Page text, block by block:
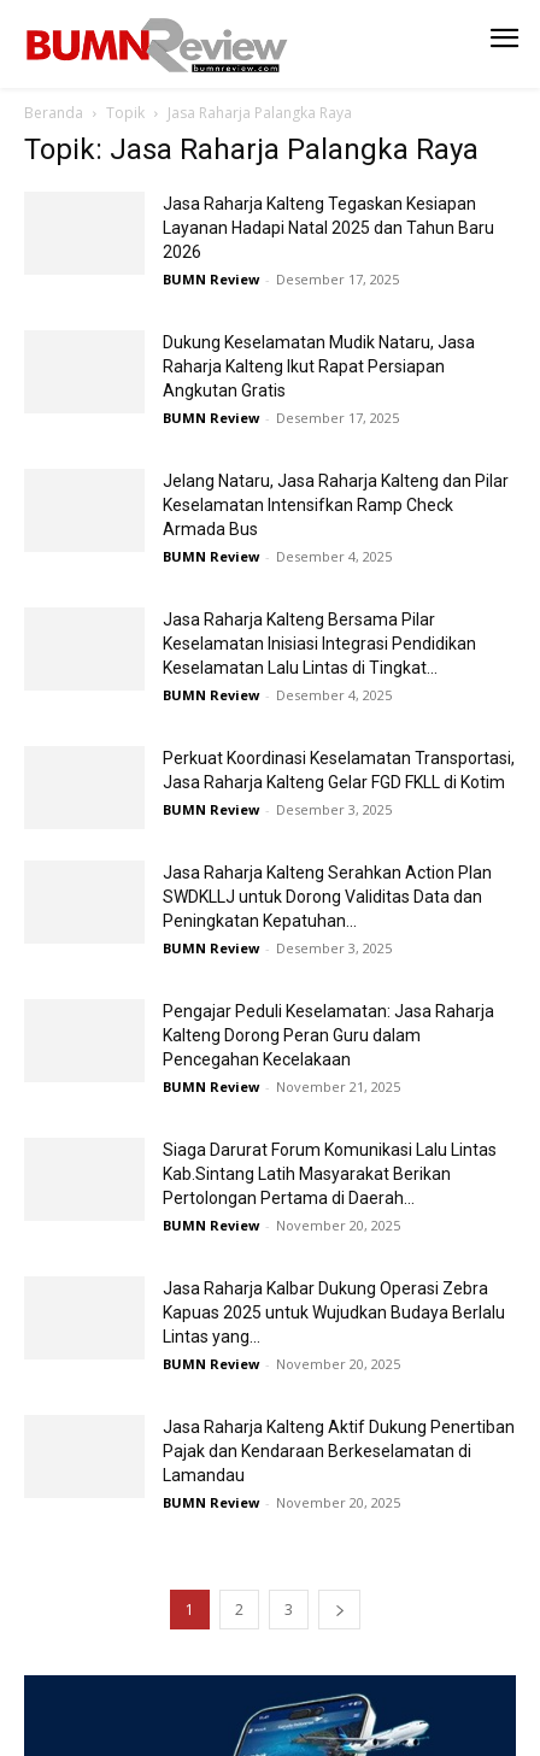
Beranda Topik Jasa Raharja Palangka Raya
Topik: Jasa Raharja Palangka Raya
Jasa Raharja Kalteng Tegaskan Kesiapan
Layanan Hadapi Natal 2025 dan Tahun Baru
2026
BUMN Review - Desember 17, 2025
Dukung Keselamatan Mudik Nataru, Jasa
Raharja Kalteng Ikut Rapat Persiapan
Angkutan Gratis
BUMN Review - Desember 17, 2025
Jelang Nataru, Jasa Raharja Kalteng dan Pilar
Keselamatan Intensifkan Ramp Check
Armada Bus
BUMN Review - Desember 4, 2025
Jasa Raharja Kalteng Bersama Pilar
Keselamatan Inisiasi Integrasi Pendidikan
Keselamatan Lalu Lintas di Tingkat...
BUMN Review - Desember 4, 2025
Perkuat Koordinasi Keselamatan Transportasi,
Jasa Raharja Kalteng Gelar FGD FKLL di Kotim
BUMN Review - Desember 3, 2025
Jasa Raharja Kalteng Serahkan Action Plan
SWDKLLJ untuk Dorong Validitas Data dan
Peningkatan Kepatuhan...
BUMN Review - Desember 3, 2025
Pengajar Peduli Keselamatan: Jasa Raharja
Kalteng Dorong Peran Guru dalam
Pencegahan Kecelakaan
BUMN Review - November 21, 2025
Siaga Darurat Forum Komunikasi Lalu Lintas
Kab.Sintang Latih Masyarakat Berikan
Pertolongan Pertama di Daerah...
BUMN Review - November 20, 2025
Jasa Raharja Kalbar Dukung Operasi Zebra
Kapuas 2025 untuk Wujudkan Budaya Berlalu
Lintas yang...
BUMN Review - November 20, 2025
Jasa Raharja Kalteng Aktif Dukung Penertiban
Pajak dan Kendaraan Berkeselamatan di
Lamandau
BUMN Review - November 20, 2025
1 2 3